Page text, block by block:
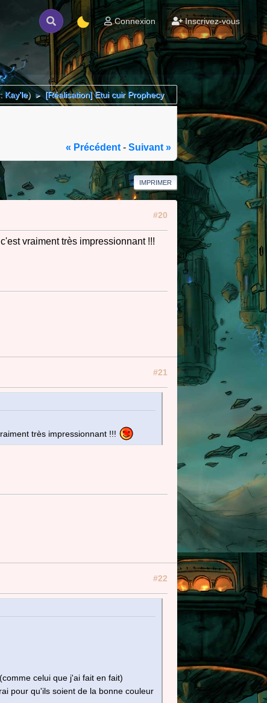
Connexion Inscrivez-vous
Kay'le) ► [Réalisation] Etui cuir Prophecy
« Précédent- Suivant »
IMPRIMER
#20
vraiment très impressionnant !!!
#21
très impressionnant !!!
#22
celui que j'ai fait en fait)
pour qu'ils soient de la bonne couleur